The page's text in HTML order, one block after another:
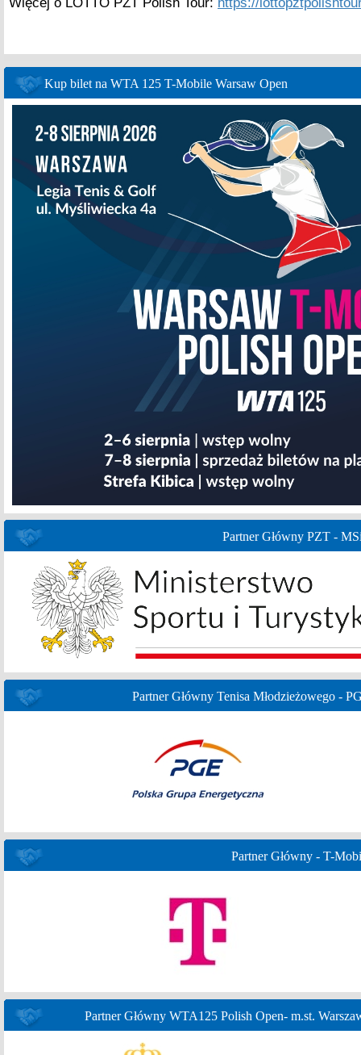
Kup bilet na WTA 125 T-Mobile Warsaw Open
Partner Główny PZT -
Partner Główny Tenisa Młodzieżowego -
Partner Główny - T-
Partner Główny WTA125 Polish Open- m.st.